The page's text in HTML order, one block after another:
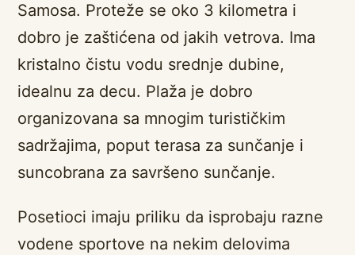
Samosa. Proteže se oko 3 kilometra i
dobro je zaštićena od jakih vetrova. Ima
kristalno čistu vodu srednje dubine,
idealnu za decu. Plaža je dobro
organizovana sa mnogim turističkim
sadržajima, poput terasa za sunčanje i
suncobrana za savršeno sunčanje.
Posetioci imaju priliku da isprobaju razne
vodene sportove na nekim delovima